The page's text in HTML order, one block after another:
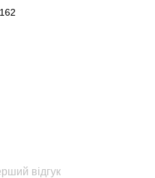
відгук